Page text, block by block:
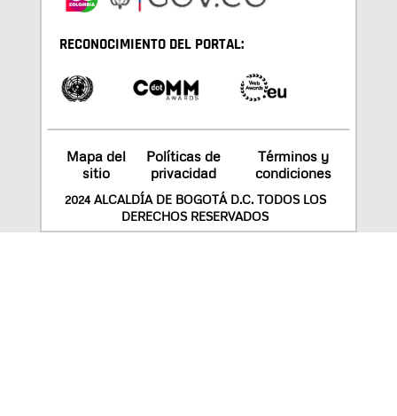
RECONOCIMIENTO DEL PORTAL:
Mapa del
sitio
Políticas de
privacidad
Términos y
condiciones
2024 ALCALDÍA DE BOGOTÁ D.C. TODOS LOS
DERECHOS RESERVADOS